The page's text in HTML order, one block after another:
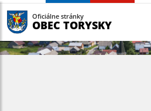
Oficiálne stránky
OBEC TORYSKY